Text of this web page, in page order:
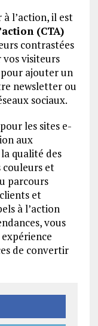
l’action, il est
(CTA)
contrastées
visiteurs
pour ajouter un
newsletter ou
sociaux.
les sites e-
aux
qualité des
couleurs et
parcours
et
à l’action
vous
de convertir